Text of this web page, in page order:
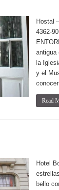
Hostal
4362-
antigua
la
y el
Read
Hotel
bello